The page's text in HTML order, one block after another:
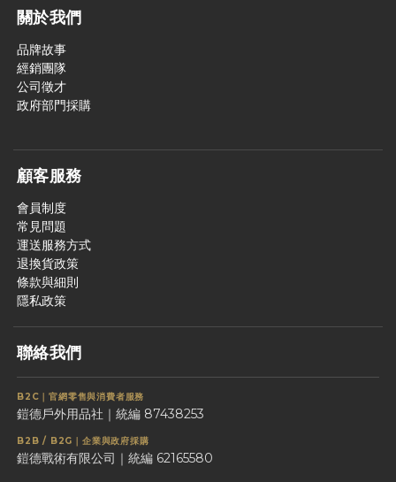
關於我們
品牌故事
經銷團隊
公司徵才
政府部門採購
顧客服務
會員制度
常見問題
運送服務方式
退換貨政策
條款與細則
隱私政策
聯絡我們
B2C｜官網零售與消費者服務
鎧德戶外用品社｜統編 87438253
B2B / B2G｜企業與政府採購
鎧德戰術有限公司｜統編 62165580